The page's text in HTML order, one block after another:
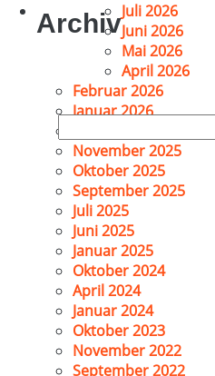
nach:
ArchivJuli 2026
Juni 2026
Mai 2026
April 2026
Februar 2026
Januar 2026
November 2025
Oktober 2025
September 2025
Juli 2025
Juni 2025
Januar 2025
Oktober 2024
April 2024
Januar 2024
Oktober 2023
November 2022
September 2022